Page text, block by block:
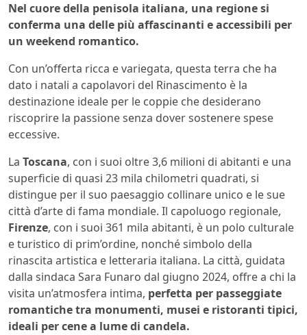
Nel cuore della penisola italiana, una regione si
conferma una delle più affascinanti e accessibili per
un weekend romantico.
Con un’offerta ricca e variegata, questa terra che ha
dato i natali a capolavori del Rinascimento è la
destinazione ideale per le coppie che desiderano
riscoprire la passione senza dover sostenere spese
eccessive.
La Toscana, con i suoi oltre 3,6 milioni di abitanti e una
superficie di quasi 23 mila chilometri quadrati, si
distingue per il suo paesaggio collinare unico e le sue
città d’arte di fama mondiale. Il capoluogo regionale,
Firenze, con i suoi 361 mila abitanti, è un polo culturale
e turistico di prim’ordine, nonché simbolo della
rinascita artistica e letteraria italiana. La città, guidata
dalla sindaca Sara Funaro dal giugno 2024, offre a chi la
visita un’atmosfera intima, perfetta per passeggiate
romantiche tra monumenti, musei e ristoranti tipici,
ideali per cene a lume di candela.